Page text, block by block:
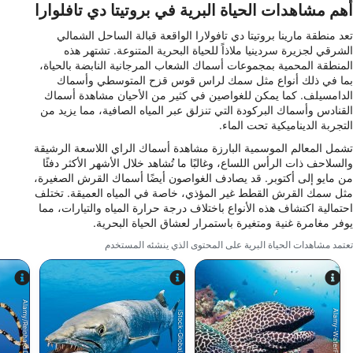
أهم مشاهدات الحياة البرية في بروتيتا دي تافلوارا
تعد منطقة مارينا بروتيتا دي تافولارا الواقعة قبالة الساحل الشمالي
الشرقي لجزيرة سردينيا ملاذاً للحياة البحرية المتنوعة. تشتهر هذه
المنطقة المحمية بمجموعات أسماك الشعاب المرجانية النابضة بالحياة،
بما في ذلك أنواع مثل سمك لراس قوس قزح المتوسطي وأسماك
الدامسيلف. كما يمكن للغواصين في كثير من الأحيان مشاهدة أسماك
القنادس وأسماك البركودة التي تنزلق عبر المياه الصافية، مما يزيد من
التجربة الديناميكية تحت الماء.
تشمل المعالم الموسمية البارزة مشاهدة أسماك الراي اللاسعة الرشيقة
والسلاحف ذات الرأس اللساع، وغالبًا ما تُشاهد خلال الأشهر الأكثر دفئًا
من مايو إلى أكتوبر. قد يصادف الغواصون أيضًا أسماك القرش الصغيرة،
مثل سمك القرش القطط غير المؤذي، خاصة في المياه العميقة. تختلف
احتمالية اكتشاف هذه الأنواع باختلاف درجة حرارة المياه والتيارات، مما
يوفر مغامرة غنية ومتغيرة باستمرار لعشاق الحياة البحرية.
تعتمد مشاهدات الحياة البرية على المحتوى الذي ينشئه المستخدم
Alamy-WaterFrame
iStock-Global_Pics
فهم الجمهور من خلال إحصاءات أو مجموعات من
البيانات من مصادر مختلفة
تطوير الخدمات وتحسينها
استخدام بيانات محدودة لتحديد المحتوى
ميزات IAB الخاصة:
استخدام بيانات الموقع الجغرافي الدقيقة
تحديد الأجهزة بناءً على المعلومات المطلوبة فعلياً.
أغراض المعالجة غير المتعلقة بـ IAB:
ضروري
الأداء
الإعلان